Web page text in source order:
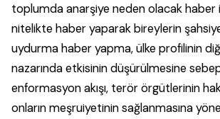
toplumda anarşiye neden olacak haber
nitelikte haber yaparak bireylerin
uydurma haber yapma, ülke profilinin
nazarında etkisinin düşürülmesine
enformasyon akışı, terör örgütlerinin
onların meşruiyetinin sağlanmasına